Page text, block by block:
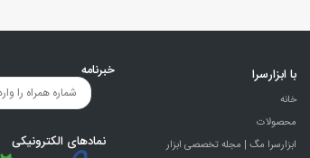
با ابزارسرا
خانه
محصولات
ابزارسرا مگ | مجله تخصصی ابزار
خبرنامه
نمادهای الکترونیکی